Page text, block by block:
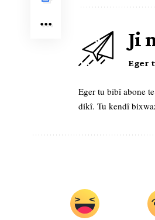
Ji
Eger
Eger tu bibî abone
dikî. Tu kendî